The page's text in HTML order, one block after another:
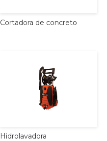
Cortadora de concreto
Hidrolavadora